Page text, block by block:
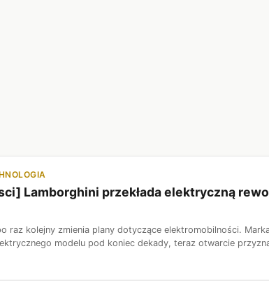
Lamborghini przekłada elektryczną
raz kolejny zmienia plany dotyczące elektromobilności.
modelu pod koniec dekady, teraz otwarcie